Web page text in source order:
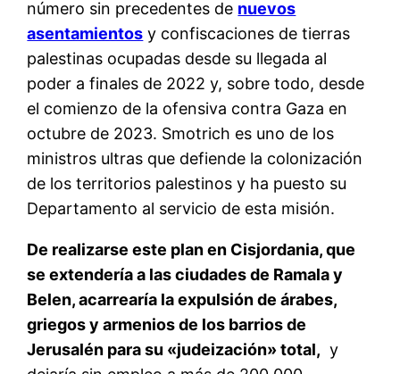
número sin precedentes de nuevos
asentamientos y confiscaciones de tierras
palestinas ocupadas desde su llegada al
poder a finales de 2022 y, sobre todo, desde
el comienzo de la ofensiva contra Gaza en
octubre de 2023. Smotrich es uno de los
ministros ultras que defiende la colonización
de los territorios palestinos y ha puesto su
Departamento al servicio de esta misión.
De realizarse este plan en Cisjordania, que
se extendería a las ciudades de Ramala y
Belen, acarrearía la expulsión de árabes,
griegos y armenios de los barrios de
Jerusalén para su «judeización» total, y